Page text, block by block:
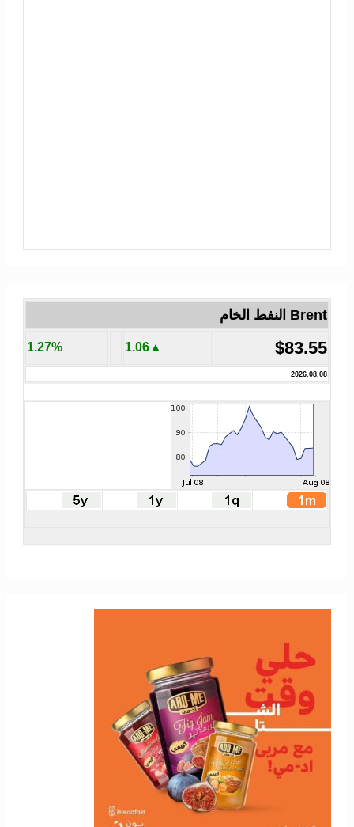
Brent النفط الخام
$83.55
▲1.06
1.27%
2026.08.08